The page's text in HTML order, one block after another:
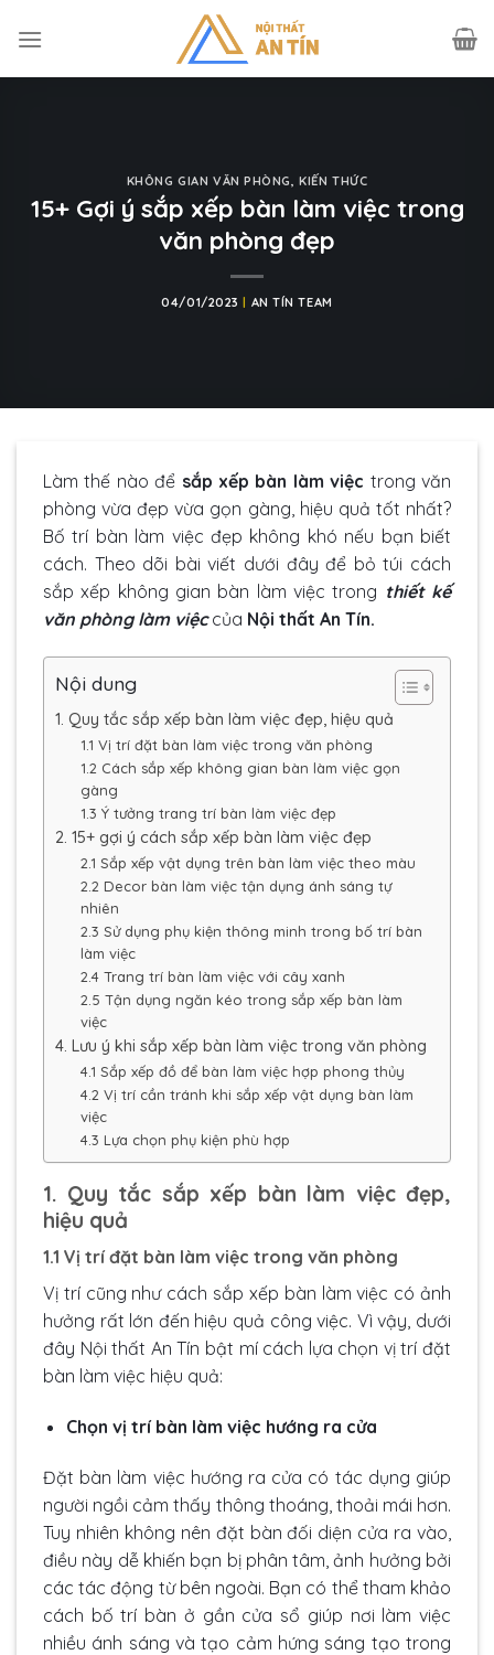
KHÔNG GIAN VĂN PHÒNG ,KIẾN THỨC
15+ Gợi ý sắp xếp bàn làm việc trong
văn phòng đẹp
04/01/2023 AN TÍN TEAM
Làm thế nào để sắp xếp bàn làm việc trong văn
phòng vừa đẹp vừa gọn gàng, hiệu quả tốt nhất?
Bố trí bàn làm việc đẹp không khó nếu bạn biết
cách. Theo dõi bài viết dưới đây để bỏ túi cách
sắp xếp không gian bàn làm việc trong thiết kế
văn phòng làm việccủa Nội thất An Tín.
Nội dung
1. Quy tắc sắp xếp bàn làm việc đẹp, hiệu quả
1.1 Vị trí đặt bàn làm việc trong văn phòng
1.2 Cách sắp xếp không gian bàn làm việc gọn
gàng
1.3 Ý tưởng trang trí bàn làm việc đẹp
2. 15+ gợi ý cách sắp xếp bàn làm việc đẹp
2.1 Sắp xếp vật dụng trên bàn làm việc theo màu
2.2 Decor bàn làm việc tận dụng ánh sáng tự
nhiên
2.3 Sử dụng phụ kiện thông minh trong bố trí bàn
làm việc
2.4 Trang trí bàn làm việc với cây xanh
2.5 Tận dụng ngăn kéo trong sắp xếp bàn làm
việc
4. Lưu ý khi sắp xếp bàn làm việc trong văn phòng
4.1 Sắp xếp đồ để bàn làm việc hợp phong thủy
4.2 Vị trí cần tránh khi sắp xếp vật dụng bàn làm
việc
4.3 Lựa chọn phụ kiện phù hợp
1. Quy tắc sắp xếp bàn làm việc đẹp,
hiệu quả
1.1 Vị trí đặt bàn làm việc trong văn phòng
Vị trí cũng như cách sắp xếp bàn làm việc có ảnh
hưởng rất lớn đến hiệu quả công việc. Vì vậy, dưới
đây Nội thất An Tín bật mí cách lựa chọn vị trí đặt
bàn làm việc hiệu quả:
Chọn vị trí bàn làm việc hướng ra cửa
Đặt bàn làm việc hướng ra cửa có tác dụng giúp
người ngồi cảm thấy thông thoáng, thoải mái hơn.
Tuy nhiên không nên đặt bàn đối diện cửa ra vào,
điều này dễ khiến bạn bị phân tâm, ảnh hưởng bởi
các tác động từ bên ngoài. Bạn có thể tham khảo
cách bố trí bàn ở gần cửa sổ giúp nơi làm việc
nhiều ánh sáng và tạo cảm hứng sáng tạo trong